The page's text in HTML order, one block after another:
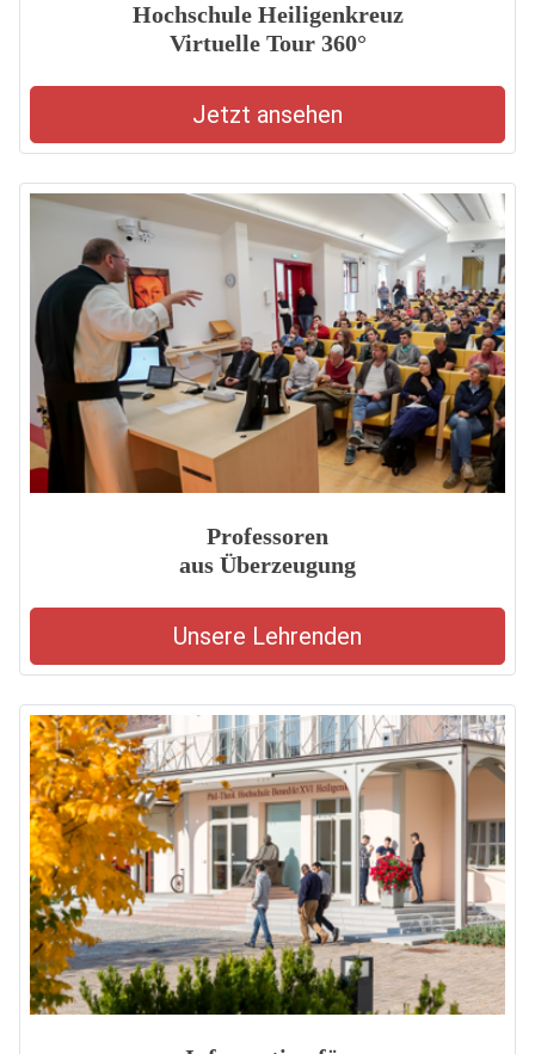
Hochschule Heiligenkreuz
Virtuelle Tour 360°
Jetzt ansehen
Professoren
aus Überzeugung
Unsere Lehrenden